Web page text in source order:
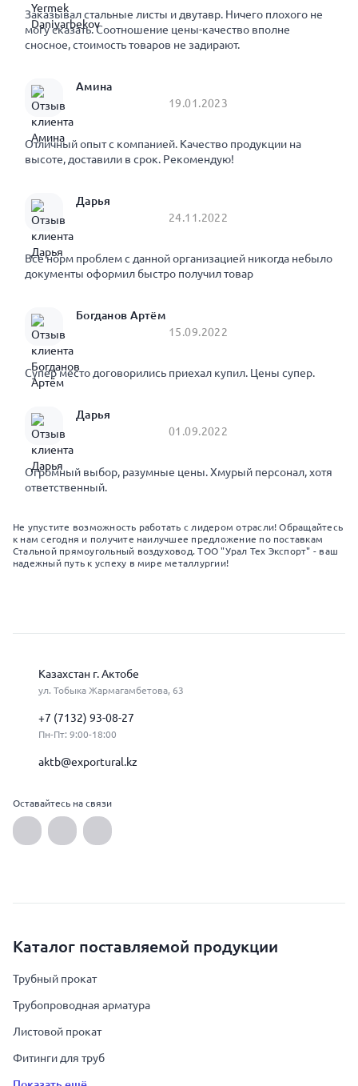
Заказывал стальные листы и двутавр. Ничего плохого не
могу сказать. Соотношение цены-качество вполне
сносное, стоимость товаров не задирают.
Амина
19.01.2023
Отличный опыт с компанией. Качество продукции на
высоте, доставили в срок. Рекомендую!
Дарья
24.11.2022
Все норм проблем с данной организацией никогда небыло
документы оформил быстро получил товар
Богданов Артём
15.09.2022
Супер место договорились приехал купил. Цены супер.
Дарья
01.09.2022
Огромный выбор, разумные цены. Хмурый персонал, хотя
ответственный.
Не упустите возможность работать с лидером отрасли! Обращайтесь
к нам сегодня и получите наилучшее предложение по поставкам
Стальной прямоугольный воздуховод. ТОО "Урал Тех Экспорт" - ваш
надежный путь к успеху в мире металлургии!
Казахстан г. Актобе
ул. Тобыка Жармагамбетова, 63
+7 (7132) 93-08-27
Пн-Пт: 9:00-18:00
aktb@exportural.kz
Оставайтесь на связи
Каталог поставляемой продукции
Трубный прокат
Трубопроводная арматура
Листовой прокат
Фитинги для труб